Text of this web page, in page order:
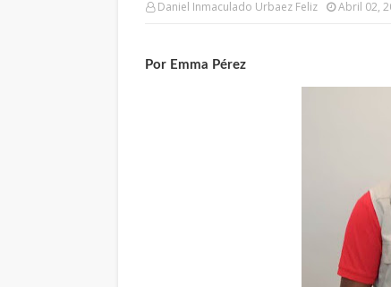
Daniel Inmaculado Urbaez Feliz Abril 02,
Por Emma Pérez